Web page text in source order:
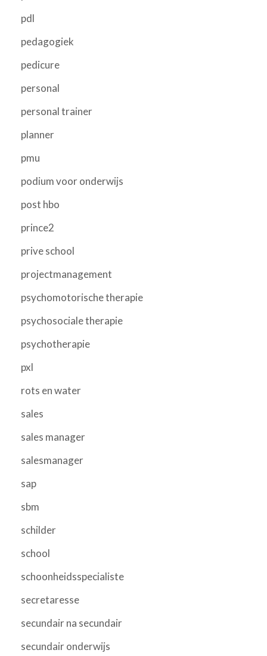
pdl
pedagogiek
pedicure
personal
personal trainer
planner
pmu
podium voor onderwijs
post hbo
prince2
prive school
projectmanagement
psychomotorische therapie
psychosociale therapie
psychotherapie
pxl
rots en water
sales
sales manager
salesmanager
sap
sbm
schilder
school
schoonheidsspecialiste
secretaresse
secundair na secundair
secundair onderwijs